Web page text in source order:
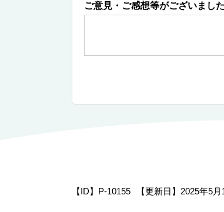
ご意見・ご感想等がございまし
【ID】 P-10155 【更新日】 2025年5月